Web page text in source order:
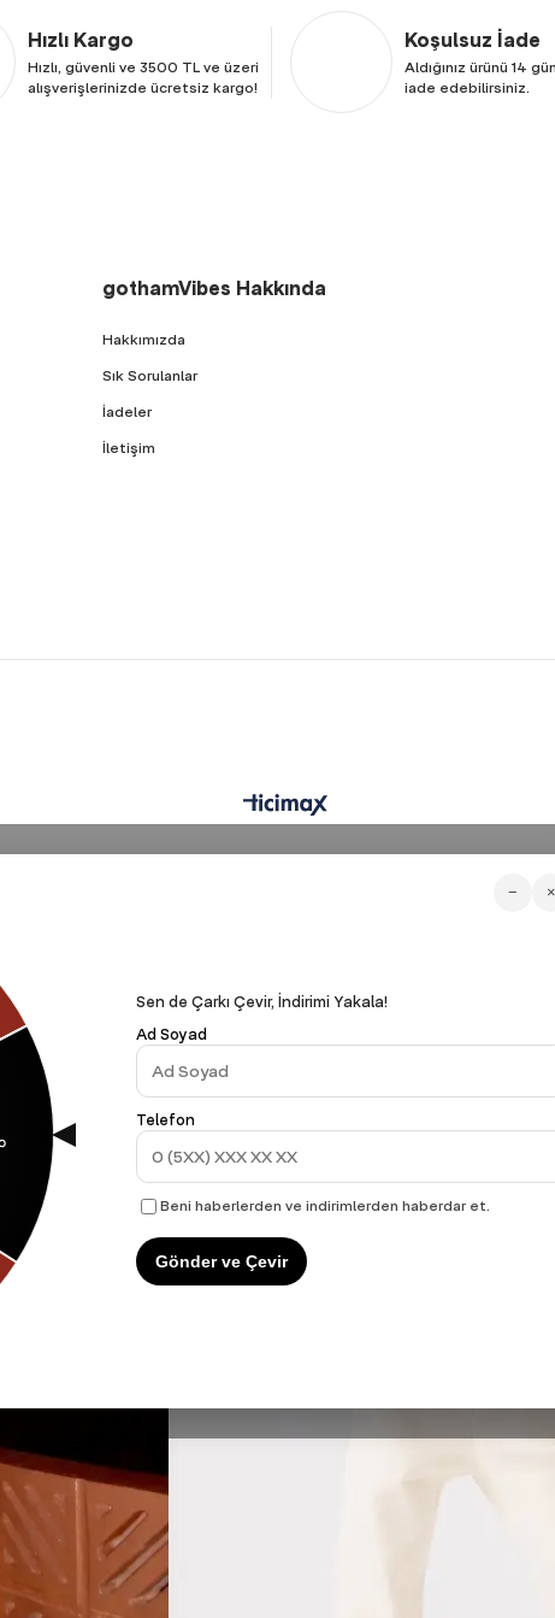
Hızlı Kargo
Hızlı, güvenli ve 3500 TL ve üzeri
alışverişlerinizde ücretsiz kargo!
Koşulsuz İade
Aldığınız ürünü 14
iade edebilirsiniz.
gothamVibes Hakkında
Hakkımızda
Sık Sorulanlar
İadeler
İletişim
− ×
Sen de Çarkı Çevir, İndirimi Yakala!
Ad Soyad
Telefon
Beni haberlerden ve indirimlerden haberdar et.
Gönder ve Çevir